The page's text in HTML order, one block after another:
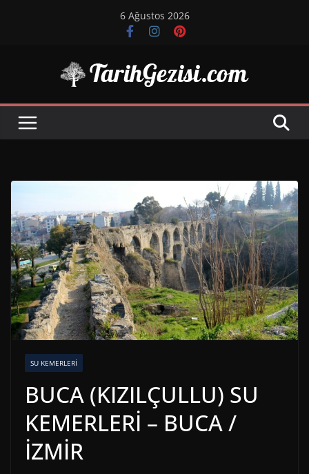
6 Ağustos 2026
SU KEMERLERI
BUCA (KIZILÇULLU) SU
KEMERLERİ – BUCA /
İZMİR